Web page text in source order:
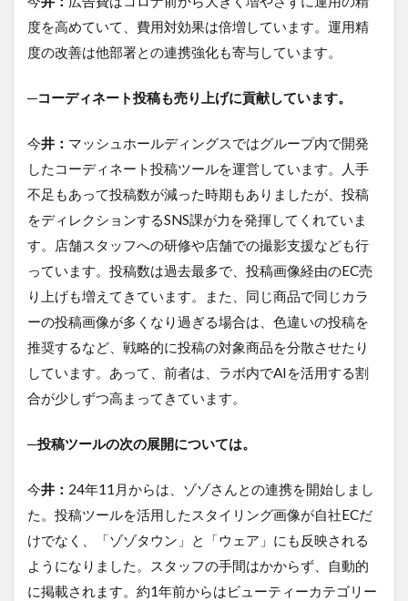
度を高めていて、費用対効果は倍増しています。運用精
度の改善は他部署との連携強化も寄与しています。
─コーディネート投稿も売り上げに貢献しています。
今井： マッシュホールディングスではグループ内で開発
したコーディネート投稿ツールを運営しています。人手
不足もあって投稿数が減った時期もありましたが、投稿
をディレクションするSNS課が力を発揮してくれていま
す。店舗スタッフへの研修や店舗での撮影支援なども行
っています。投稿数は過去最多で、投稿画像経由のEC売
り上げも増えてきています。また、同じ商品で同じカラ
ーの投稿画像が多くなり過ぎる場合は、色違いの投稿を
推奨するなど、戦略的に投稿の対象商品を分散させたり
しています。あって、前者は、ラボ内でAIを活用する割
合が少しずつ高まってきています。
─投稿ツールの次の展開については。
今井： 24年11月からは、ゾゾさんとの連携を開始しまし
た。投稿ツールを活用したスタイリング画像が自社ECだ
けでなく、「ゾゾタウン」と「ウェア」にも反映される
ようになりました。スタッフの手間はかからず、自動的
に掲載されます。約1年前からはビューティーカテゴリー